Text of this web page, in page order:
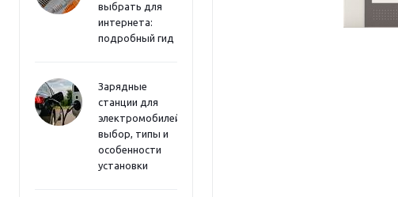
выбрать для
интернета:
подробный гид
Зарядные
станции для
электромобилей:
выбор, типы и
особенности
установки